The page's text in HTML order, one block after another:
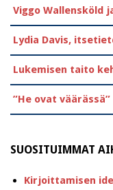
Viggo Wallensköld
Lydia Davis,
Lukemisen taito
”He ovat väärässä”
SUOSITUIMMAT
Kirjoittamisen